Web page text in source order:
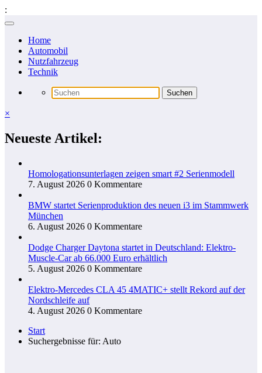
:
Zum
springenHome
Automobil
Nutzfahrzeug
Technik
×
Neueste Artikel:
Homologationsunterlagen zeigen smart #2 Serienmodell
7. August 2026 0 Kommentare
BMW startet Serienproduktion des neuen i3 im Stammwerk
München
6. August 2026 0 Kommentare
Dodge Charger Daytona startet in Deutschland: Elektro-
Muscle-Car ab 66.000 Euro erhältlich
5. August 2026 0 Kommentare
Elektro-Mercedes CLA 45 4MATIC+ stellt Rekord auf der
Nordschleife auf
4. August 2026 0 Kommentare
Start
Suchergebnisse für: Auto